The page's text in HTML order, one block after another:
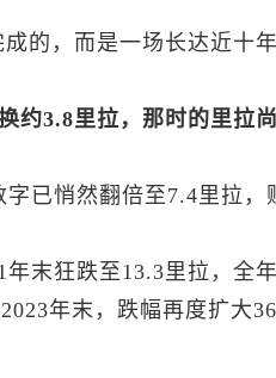
的，而是一场长达近十
约3.8里拉，那时的里拉
已悄然翻倍至7.4里拉，
末狂跌至13.3里拉，全
年末，跌幅再度扩大